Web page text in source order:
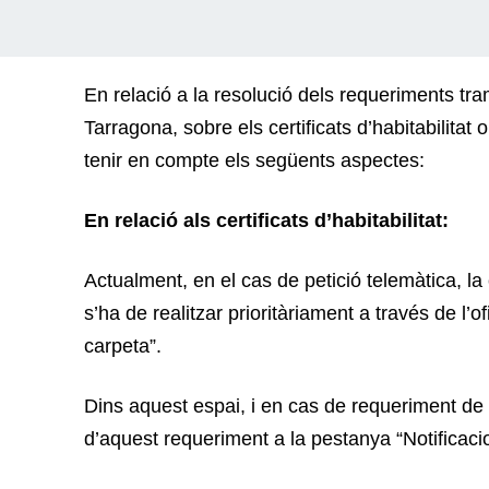
En relació a la resolució dels requeriments
Tarragona, sobre els certificats d’habitabilitat
tenir en compte els següents aspectes:
En relació als certificats d’habitabilitat:
Actualment, en el cas de petició telemàtica,
s’ha de realitzar prioritàriament a través de
carpeta”.
Dins aquest espai, i en cas de requeriment
d’aquest requeriment a la pestanya